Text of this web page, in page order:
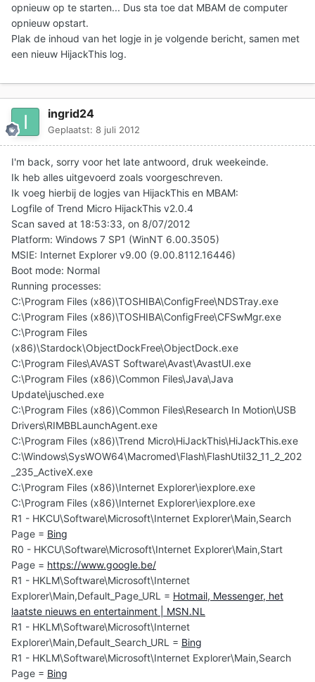
opnieuw op te starten... Dus sta toe dat MBAM de computer
opnieuw opstart.
Plak de inhoud van het logje in je volgende bericht, samen met
een nieuw HijackThis log.
ingrid24
Geplaatst: 8 juli 2012
I'm back, sorry voor het late antwoord, druk weekeinde.
Ik heb alles uitgevoerd zoals voorgeschreven.
Ik voeg hierbij de logjes van HijackThis en MBAM:
Logfile of Trend Micro HijackThis v2.0.4
Scan saved at 18:53:33, on 8/07/2012
Platform: Windows 7 SP1 (WinNT 6.00.3505)
MSIE: Internet Explorer v9.00 (9.00.8112.16446)
Boot mode: Normal
Running processes:
C:\Program Files (x86)\TOSHIBA\ConfigFree\NDSTray.exe
C:\Program Files (x86)\TOSHIBA\ConfigFree\CFSwMgr.exe
C:\Program Files
(x86)\Stardock\ObjectDockFree\ObjectDock.exe
C:\Program Files\AVAST Software\Avast\AvastUI.exe
C:\Program Files (x86)\Common Files\Java\Java
Update\jusched.exe
C:\Program Files (x86)\Common Files\Research In Motion\USB
Drivers\RIMBBLaunchAgent.exe
C:\Program Files (x86)\Trend Micro\HiJackThis\HiJackThis.exe
C:\Windows\SysWOW64\Macromed\Flash\FlashUtil32_11_2_202
_235_ActiveX.exe
C:\Program Files (x86)\Internet Explorer\iexplore.exe
C:\Program Files (x86)\Internet Explorer\iexplore.exe
R1 - HKCU\Software\Microsoft\Internet Explorer\Main,Search
Page = Bing
R0 - HKCU\Software\Microsoft\Internet Explorer\Main,Start
Page = https://www.google.be/
R1 - HKLM\Software\Microsoft\Internet
Explorer\Main,Default_Page_URL = Hotmail, Messenger, het
laatste nieuws en entertainment | MSN.NL
R1 - HKLM\Software\Microsoft\Internet
Explorer\Main,Default_Search_URL = Bing
R1 - HKLM\Software\Microsoft\Internet Explorer\Main,Search
Page = Bing